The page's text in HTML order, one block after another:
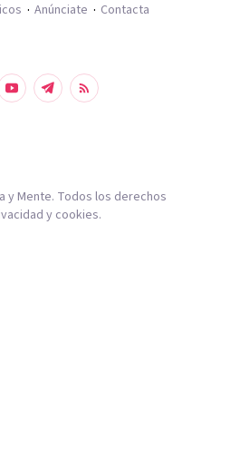
Anúnciate Contacta
y Mente. Todos los derechos
y cookies.